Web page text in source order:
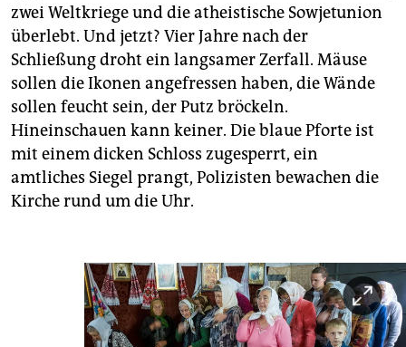
zwei Weltkriege und die atheistische Sowjetunion
überlebt. Und jetzt? Vier Jahre nach der
Schließung droht ein langsamer Zerfall. Mäuse
sollen die Ikonen angefressen haben, die Wände
sollen feucht sein, der Putz bröckeln.
Hineinschauen kann keiner. Die blaue Pforte ist
mit einem dicken Schloss zugesperrt, ein
amtliches Siegel prangt, Polizisten bewachen die
Kirche rund um die Uhr.